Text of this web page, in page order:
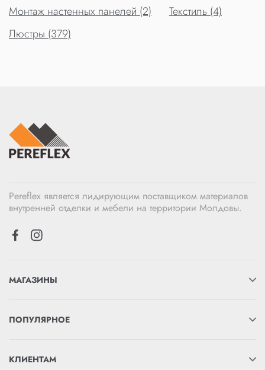
Монтаж настенных панелей (2)
Текстиль (4)
Люстры (379)
Pereflex является лидирующим поставщиком материалов
внутренней отделки и мебели на территории Молдовы.
МАГАЗИНЫ
ПОПУЛЯРНОЕ
КЛИЕНТАМ